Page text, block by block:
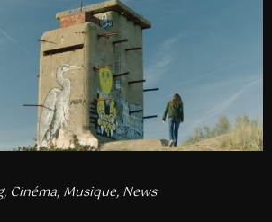
, Cinéma, Musique, News